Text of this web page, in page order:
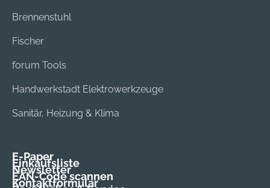
Brennenstuhl
Fischer
forum Tools
Handwerkstadt Elektrowerkzeuge
Sanitär, Heizung & Klima
E-Paper
Einkaufsliste
Newsletter
EAN-Code scannen
Kontaktformular